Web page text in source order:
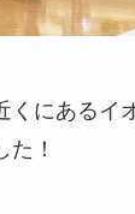
くにあるイ
た！